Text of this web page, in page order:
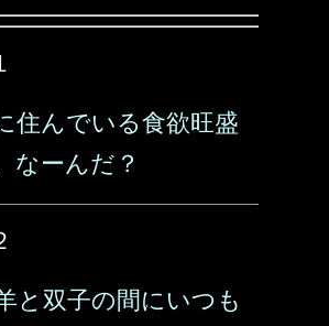
住んでいる食欲旺盛
なーんだ？
と双子の間にいつも